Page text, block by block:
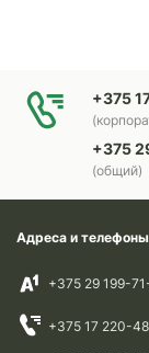
+375
+375
(общий)
Адреса и телефоны
+375 29 199-
+375 17 220-